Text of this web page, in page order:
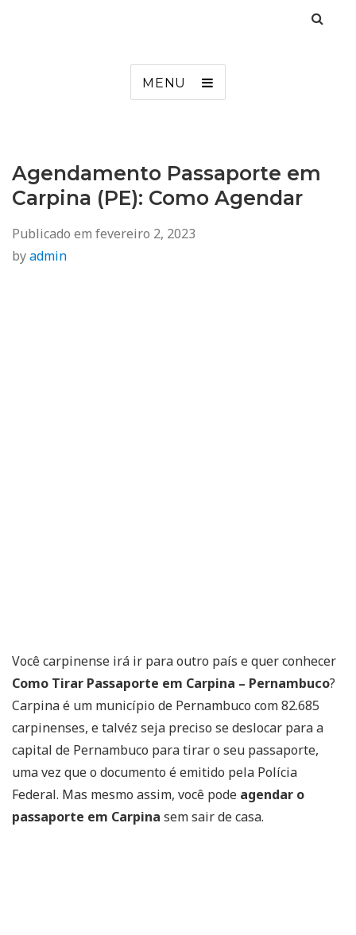
MENU
Agendamento Passaporte em
Carpina (PE): Como Agendar
Publicado em fevereiro 2, 2023
byadmin
Você carpinense irá ir para outro país e quer conhecer
Como Tirar Passaporte em Carpina – Pernambuco?
Carpina é um município de Pernambuco com 82.685
carpinenses, e talvéz seja preciso se deslocar para a
capital de Pernambuco para tirar o seu passaporte,
uma vez que o documento é emitido pela Polícia
Federal. Mas mesmo assim, você pode agendar o
passaporte em Carpina sem sair de casa.